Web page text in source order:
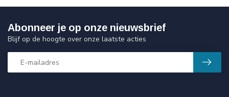
Abonneer je op onze nieuwsbrief
Blijf op de hoogte over onze laatste acties